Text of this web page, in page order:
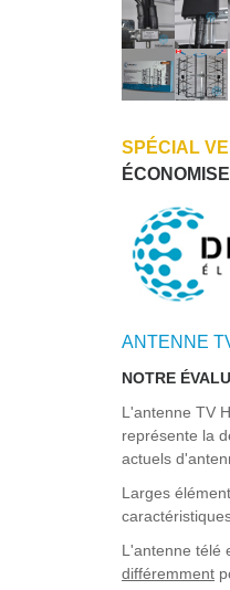
SPÉCIAL
ANTENNE
NOTRE
L'antenne TV
représente la
actuels
Larges
L'antenne télé
différemment